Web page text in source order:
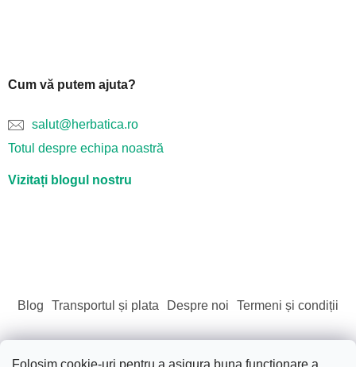
Folosim cookie-uri pentru a asigura buna funcționare a
Cum vă putem ajuta?
salut@herbatica.ro
Totul despre echipa noastră
Vizitați blogul nostru
Blog Transportul și plata Despre noi Termeni și condiții